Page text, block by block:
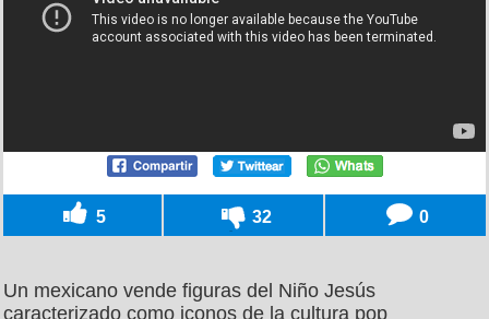
5 32 0
Un mexicano vende figuras del Niño Jesús
caracterizado como iconos de la cultura pop